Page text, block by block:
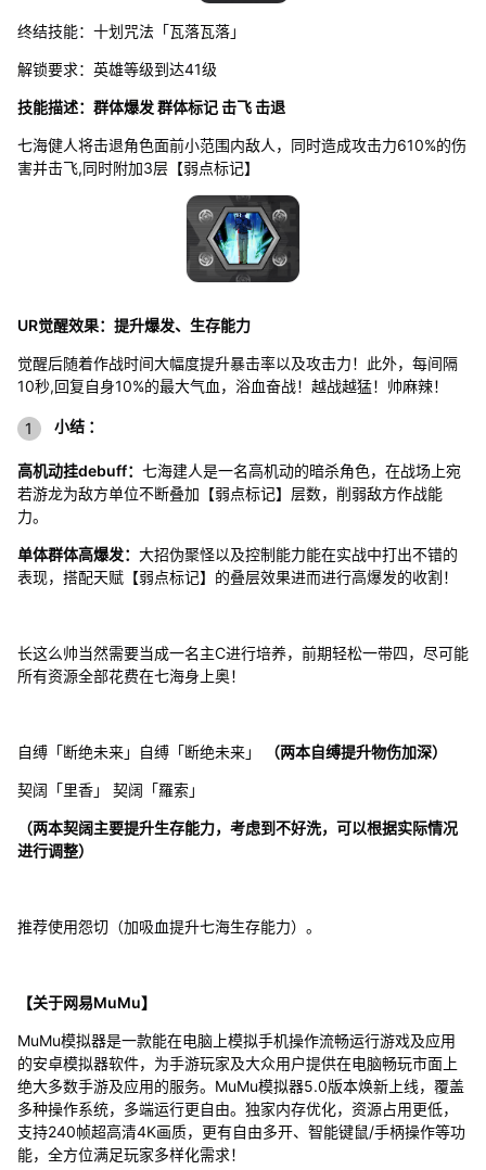
终结技能：十划咒法「瓦落瓦落」
解锁要求：英雄等级到达41级
技能描述：群体爆发 群体标记 击飞 击退
七海健人将击退角色面前小范围内敌人，同时造成攻击力610%的伤
害并击飞,同时附加3层【弱点标记】
UR觉醒效果：提升爆发、生存能力
觉醒后随着作战时间大幅度提升暴击率以及攻击力！此外，每间隔
10秒,回复自身10%的最大气血，浴血奋战！越战越猛！帅麻辣！
小结 ：
高机动挂debuff： 七海建人是一名高机动的暗杀角色，在战场上宛
若游龙为敌方单位不断叠加【弱点标记】层数，削弱敌方作战能
力。
单体群体高爆发： 大招伪聚怪以及控制能力能在实战中打出不错的
表现，搭配天赋【弱点标记】的叠层效果进而进行高爆发的收割！
长这么帅当然需要当成一名主C进行培养，前期轻松一带四，尽可能
所有资源全部花费在七海身上奥！
自缚「断绝未来」自缚「断绝未来」 （两本自缚提升物伤加深）
契阔「里香」 契阔「羅索」
（两本契阔主要提升生存能力，考虑到不好洗，可以根据实际情况
进行调整）
推荐使用怨切（加吸血提升七海生存能力）。
【关于网易MuMu】
MuMu模拟器是一款能在电脑上模拟手机操作流畅运行游戏及应用
的安卓模拟器软件，为手游玩家及大众用户提供在电脑畅玩市面上
绝大多数手游及应用的服务。MuMu模拟器5.0版本焕新上线，覆盖
多种操作系统，多端运行更自由。独家内存优化，资源占用更低，
支持240帧超高清4K画质，更有自由多开、智能键鼠/手柄操作等功
能，全方位满足玩家多样化需求！